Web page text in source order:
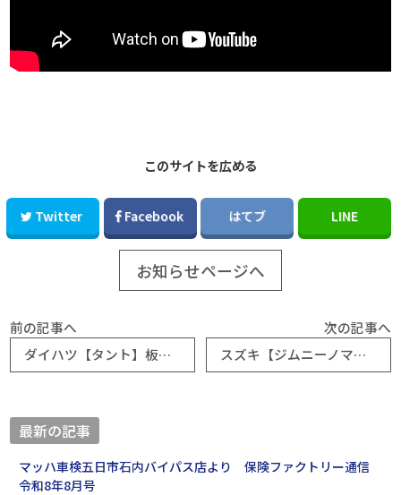
このサイトを広める
Twitter Facebook はてブ LINE
お知らせページへ
前の記事へ
ダイハツ【タント】板金・外装補修フロントバンパー応急処置｜マッハ車検五日市石内バイパス店
次の記事へ
スズキ【ジムニーノマド】見てきました！＆ホンダ【Ｎ－ＢＯＸカスタム】高速道路を走行中にパンク｜マッハ車検五日市石内バイパス店
最新の記事
マッハ車検五日市石内バイパス店より 保険ファクトリー通信
令和8年8月号